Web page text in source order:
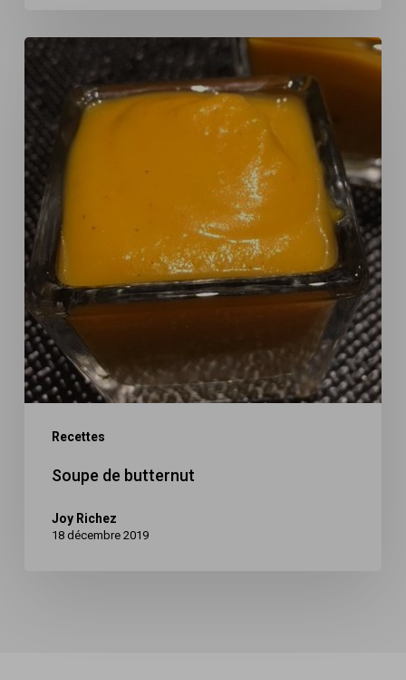
Recettes
Soupe
butternut
Soupe de butternut
Joy Richez
18 décembre 2019